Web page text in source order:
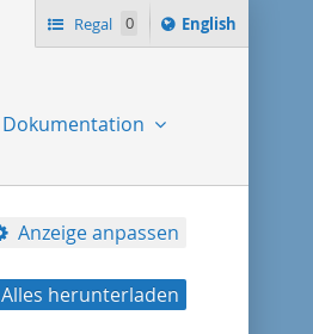
Regal 0
Switch
language
English
Dokumentation
Anzeige anpassen
Alles herunterladen